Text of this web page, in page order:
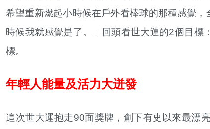
希望重新燃起小時候在戶外看棒球的那種感覺
時候我就感覺是了。」回頭看世大運的2個目標
標。
年輕人能量及活力大迸發
這次世大運抱走90面獎牌，創下有史以來最漂